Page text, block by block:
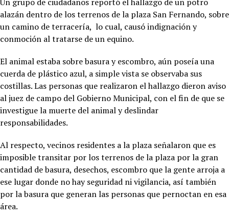
alazán dentro de los terrenos de la plaza San Fernando, sobre
un camino de terracería, lo cual, causó indignación y
conmoción al tratarse de un equino.
El animal estaba sobre basura y escombro, aún poseía una
cuerda de plástico azul, a simple vista se observaba sus
costillas. Las personas que realizaron el hallazgo dieron aviso
al juez de campo del Gobierno Municipal, con el fin de que se
investigue la muerte del animal y deslindar
responsabilidades.
Al respecto, vecinos residentes a la plaza señalaron que es
imposible transitar por los terrenos de la plaza por la gran
cantidad de basura, desechos, escombro que la gente arroja a
ese lugar donde no hay seguridad ni vigilancia, así también
por la basura que generan las personas que pernoctan en esa
área.